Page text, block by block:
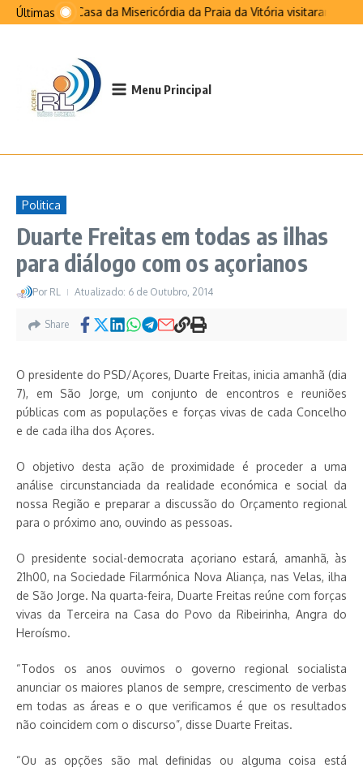
Ir para o conteúdo
ÚltimasSanta Casa da Misericórdia da Praia da Vitória visitaram São
Menu Principal
Politica
Duarte Freitas em todas as ilhas
para diálogo com os açorianos
Por RL Atualizado: 6 de Outubro, 2014
Share
O presidente do PSD/Açores, Duarte Freitas, inicia amanhã (dia
7), em São Jorge, um conjunto de encontros e reuniões
públicas com as populações e forças vivas de cada Concelho
e de cada ilha dos Açores.
O objetivo desta ação de proximidade é proceder a uma
análise circunstanciada da realidade económica e social da
nossa Região e preparar a discussão do Orçamento regional
para o próximo ano, ouvindo as pessoas.
O presidente social-democrata açoriano estará, amanhã, às
21h00, na Sociedade Filarmónica Nova Aliança, nas Velas, ilha
de São Jorge. Na quarta-feira, Duarte Freitas reúne com forças
vivas da Terceira na Casa do Povo da Ribeirinha, Angra do
Heroísmo.
“Todos os anos ouvimos o governo regional socialista
anunciar os maiores planos de sempre, crescimento de verbas
em todas as áreas e o que verificamos é que os resultados
não coincidem com o discurso”, disse Duarte Freitas.
“Ou as opções são mal definidas ou alguma coisa está